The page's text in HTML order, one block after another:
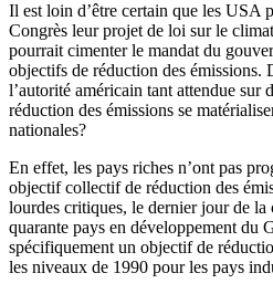
Il est loin d’être certain que les USA
Congrès leur projet de loi sur le
pourrait cimenter le mandat du
objectifs de réduction des émissions.
l’autorité américain tant attendue sur
réduction des émissions se
nationales?
En effet, les pays riches n’ont pas
objectif collectif de réduction des
lourdes critiques, le dernier jour de la
quarante pays en développement du
spécifiquement un objectif de
les niveaux de 1990 pour les pays